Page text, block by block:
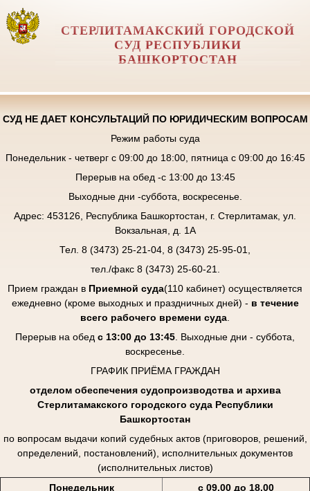
СТЕРЛИТАМАКСКИЙ ГОРОДСКОЙ
СУД РЕСПУБЛИКИ
БАШКОРТОСТАН
СУД НЕ ДАЕТ КОНСУЛЬТАЦИЙ ПО ЮРИДИЧЕСКИМ ВОПРОСАМ
Режим работы суда
Понедельник - четверг с 09:00 до 18:00, пятница с 09:00 до 16:45
Перерыв на обед -с 13:00 до 13:45
Выходные дни -суббота, воскресенье.
Адрес: 453126, Республика Башкортостан, г. Стерлитамак, ул.
Вокзальная, д. 1А
Тел. 8 (3473) 25-21-04, 8 (3473) 25-95-01,
тел./факс 8 (3473) 25-60-21.
Прием граждан в Приемной суда(110 кабинет) осуществляется
ежедневно (кроме выходных и праздничных дней) - в течение
всего рабочего времени суда
Перерыв на обед с 13:00 до 13:45 . Выходные дни - суббота,
воскресенье.
ГРАФИК ПРИЁМА ГРАЖДАН
отделом обеспечения судопроизводства и архива
Стерлитамакского городского суда Республики
Башкортостан
по вопросам выдачи копий судебных актов (приговоров, решений,
определений, постановлений), исполнительных документов
(исполнительных листов)
Понедельник
с 09.00 до 18.00